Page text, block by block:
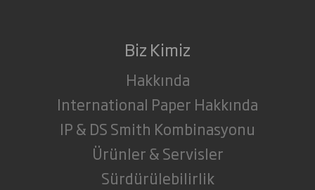
Biz Kimiz
Hakkında
International Paper Hakkında
IP & DS Smith Kombinasyonu
Ürünler & Servisler
Sürdürülebilirlik